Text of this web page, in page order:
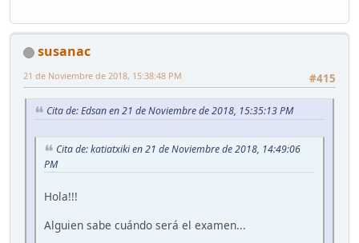
susanac
#415
21 de Noviembre de 2018, 15:38:48 PM
Cita de: Edsan en 21 de Noviembre de 2018, 15:35:13 PM
Cita de: katiatxiki en 21 de Noviembre de 2018, 14:49:06
PM
Hola!!!
Alguien sabe cuándo será el examen...